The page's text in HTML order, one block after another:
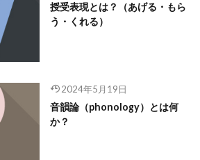
授受表現とは？（あげる・もら
う・くれる）
2024年5月19日
音韻論（phonology）とは何
か？